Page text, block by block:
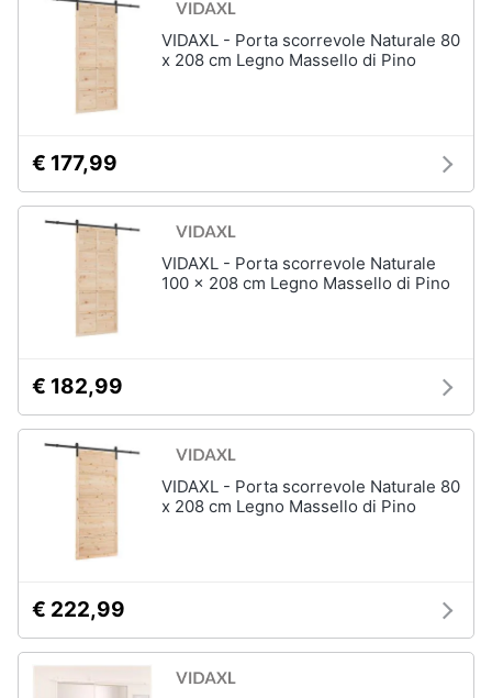
VIDAXL - Porta scorrevole Naturale 80
x 208 cm Legno Massello di Pino
€ 177,99
VIDAXL - Porta scorrevole Naturale
100 x 208 cm Legno Massello di Pino
€ 182,99
VIDAXL - Porta scorrevole Naturale 80
x 208 cm Legno Massello di Pino
€ 222,99